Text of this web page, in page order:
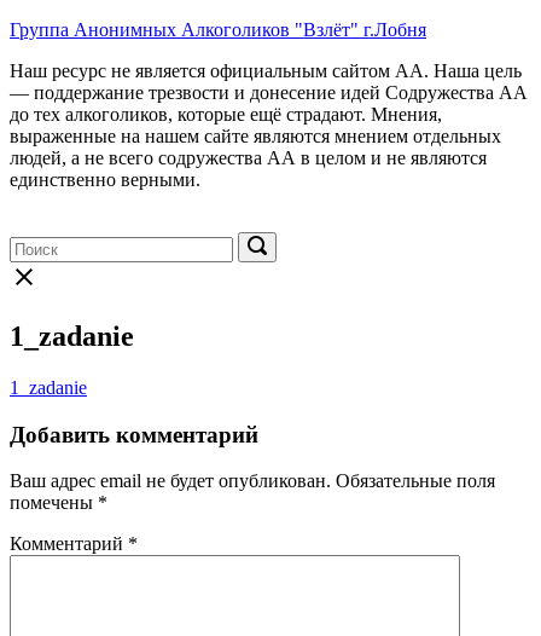
Перейти
содержимому
Группа Анонимных Алкоголиков "Взлёт" г.Лобня
Наш ресурс не является официальным сайтом АА. Наша цель
— поддержание трезвости и донесение идей Содружества АА
до тех алкоголиков, которые ещё страдают. Мнения,
выраженные на нашем сайте являются мнением отдельных
людей, а не всего содружества АА в целом и не являются
единственно верными.
Меню
Поиск:
Поиск: Поиск
Закрыть
1_zadanie
1_zadanie
Добавить комментарий
Ваш адрес email не будет опубликован. Обязательные поля
помечены *
Комментарий *